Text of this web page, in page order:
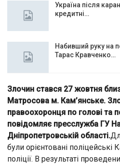
Україна після
кредитні…
Набивший руку на
Тарас Кравченко…
Злочин стався 27 жовтня
Матросова м. Кам’янське.
правоохоронця по голові та
повідомляє пресслужба ГУ
Дніпропетровській області.
були орієнтовані поліцейські
поліції. В результаті